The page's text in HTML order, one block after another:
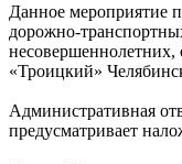
Данное мероприятие
дорожно-
«Троицкий»
Административная
предусматривает